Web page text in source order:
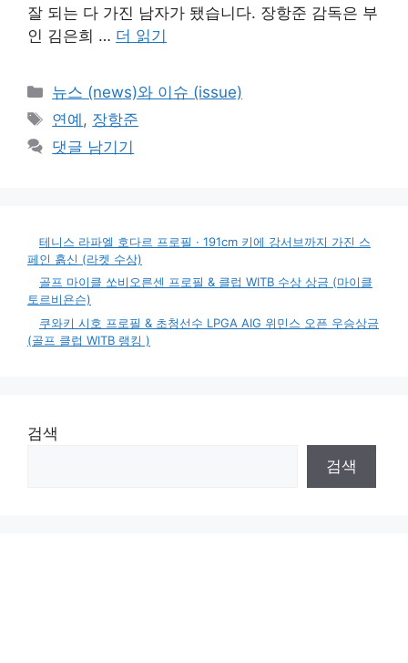
잘 되는 다 가진 남자가 됐습니다. 장항준 감독은 부
인 김은희 … 더 읽기
카
테
리
뉴스 (news)와 이슈 (issue)
태
그
연예 , 장항준
댓글 남기기
테니스 라파엘 호다르 프로필 · 191cm 키에 강서브까지 가진 스
페인 흙신 (라켓 수상)
골프 마이클 쏘비오른센 프로필 & 클럽 WITB 수상 상금 (마이클
토르비욘슨)
쿠와키 시호 프로필 & 초청선수 LPGA AIG 위민스 오픈 우승상금
(골프 클럽 WITB 랭킹 )
검색
검색